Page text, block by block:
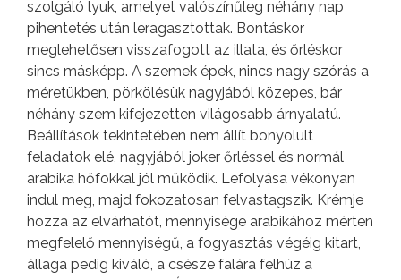
szolgáló lyuk, amelyet valószínűleg néhány nap
pihentetés után leragasztottak. Bontáskor
meglehetősen visszafogott az illata, és őrléskor
sincs másképp. A szemek épek, nincs nagy szórás a
méretükben, pörkölésük nagyjából közepes, bár
néhány szem kifejezetten világosabb árnyalatú.
Beállítások tekintetében nem állít bonyolult
feladatok elé, nagyjából joker őrléssel és normál
arabika hőfokkal jól működik. Lefolyása vékonyan
indul meg, majd fokozatosan felvastagszik. Krémje
hozza az elvárhatót, mennyisége arabikához mérten
megfelelő mennyiségű, a fogyasztás végéig kitart,
állaga pedig kiváló, a csésze falára felhúz a